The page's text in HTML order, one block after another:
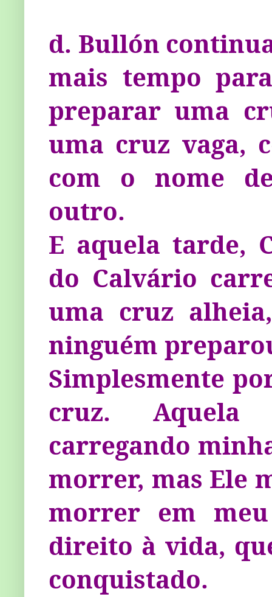
d. Bullón
mais tempo
preparar uma
uma cruz vaga,
com o nome
outro.
E aquela tarde,
do Calvário
uma cruz
ninguém
Sim­plesmente
cruz. Aquela
carregando
morrer, mas Ele
morrer em
direito à vida,
conquistado.